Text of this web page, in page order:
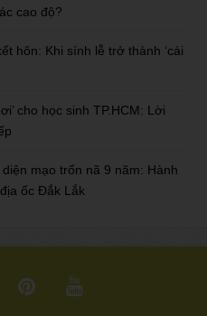
cao độ?
hôn: Khi sính lễ trở thành ‘cái
cho học sinh TP.HCM: Lời
mạo trốn nã 9 năm: Hành
ốc Đắk Lắk